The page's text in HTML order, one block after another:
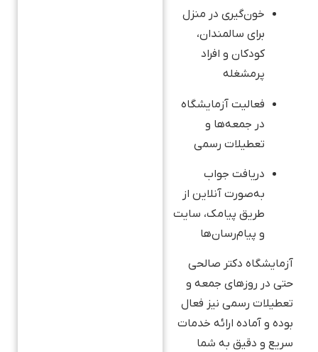
خون‌گیری در منزل
برای سالمندان،
کودکان و افراد
پرمشغله
فعالیت آزمایشگاه
در جمعه‌ها و
تعطیلات رسمی
دریافت جواب
به‌صورت آنلاین از
طریق پیامک، سایت
و پیام‌رسان‌ها
آزمایشگاه دکتر صالحی
حتی در روزهای جمعه و
تعطیلات رسمی نیز فعال
بوده و آماده ارائه خدمات
سریع و دقیق به شما